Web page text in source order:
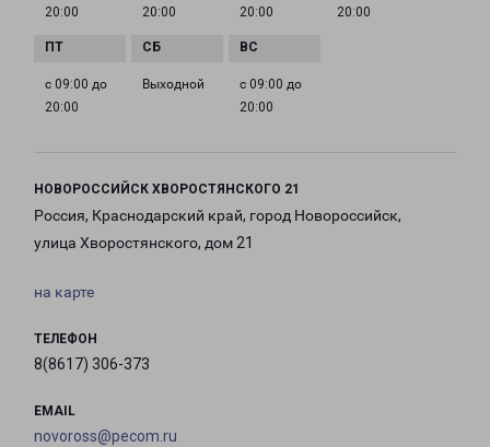
20:00
20:00
20:00
20:00
с 09:00 до
20:00
Выходной
с 09:00 до
20:00
НОВОРОССИЙСК ХВОРОСТЯНСКОГО 21
Россия, Краснодарский край, город Новороссийск,
улица Хворостянского, дом 21
на карте
ТЕЛЕФОН
8(8617) 306-373
EMAIL
novoross@pecom.ru